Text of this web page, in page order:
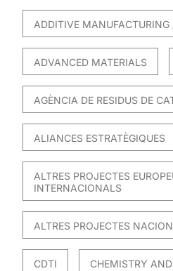
ADDITIVE
ADVANCED MATERIALS
AGÈNCIA DE RESIDUS DE
ALIANCES ESTRATÈGIQUES
ALTRES PROJECTES
INTERNACIONALS
ALTRES PROJECTES
CDTI CHEMISTRY